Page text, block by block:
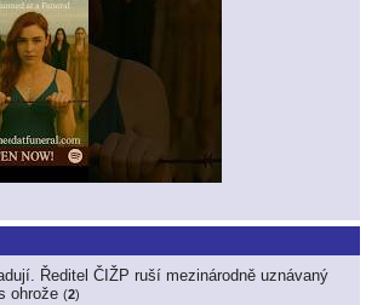
Ředitel ČIŽP ruší mezinárodně uznávaný
ohrože (2)